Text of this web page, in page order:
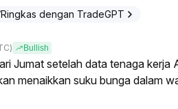
Ringkas dengan TradeGPT
Bullish
Jumat setelah data tenaga
menaikkan suku bunga dalam